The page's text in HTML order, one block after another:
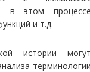
в этом
и т.д.
истории